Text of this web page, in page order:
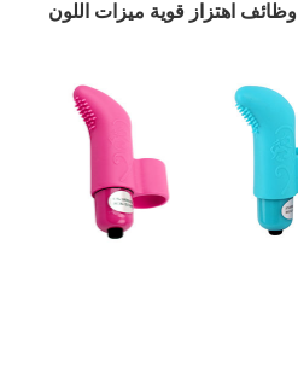
فيبي إصبع السيليكون مع 7 وظائف اهتزاز قوية ميزات اللون